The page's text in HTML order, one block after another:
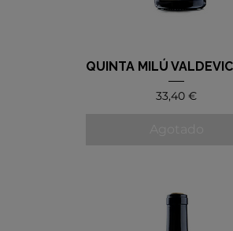
QUINTA MILÚ
Precio
33,40 €